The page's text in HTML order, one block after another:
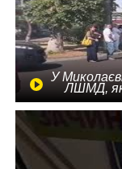
У
ЛШМД,